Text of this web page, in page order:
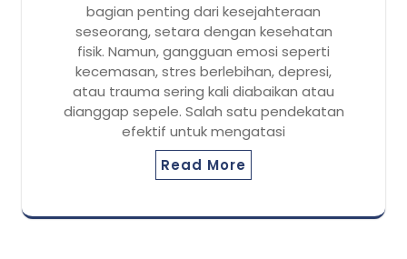
bagian penting dari kesejahteraan
seseorang, setara dengan kesehatan
fisik. Namun, gangguan emosi seperti
kecemasan, stres berlebihan, depresi,
atau trauma sering kali diabaikan atau
dianggap sepele. Salah satu pendekatan
efektif untuk mengatasi
Read More